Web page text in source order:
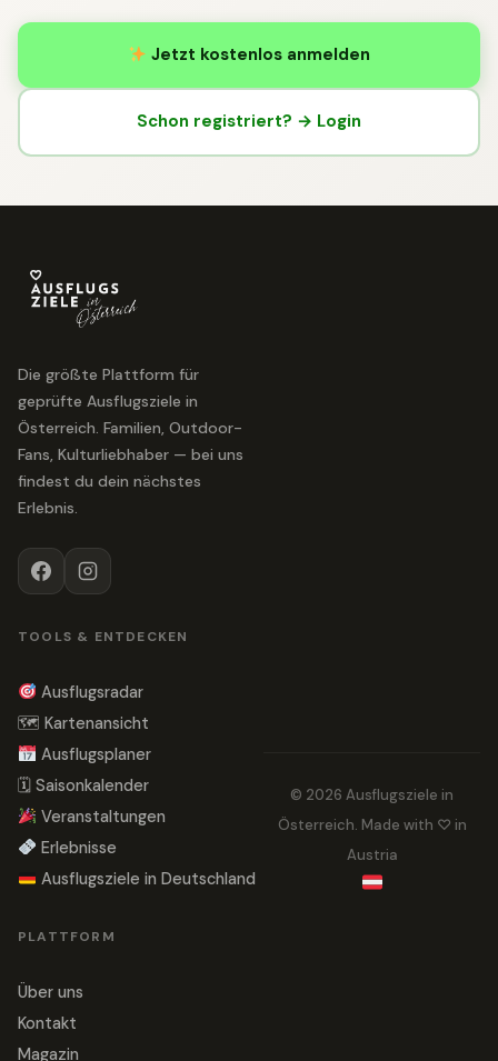
Jetzt kostenlos anmelden
Schon registriert? → Login
Die größte Plattform für
geprüfte Ausflugsziele in
Österreich. Familien, Outdoor-
Fans, Kulturliebhaber — bei uns
findest du dein nächstes
Erlebnis.
TOOLS & ENTDECKEN
Ausflugsradar
🗺 Kartenansicht
Ausflugsplaner
🗓 Saisonkalender
Veranstaltungen
Erlebnisse
Ausflugsziele in Deutschland
PLATTFORM
Über uns
Kontakt
Magazin
© 2026 Ausflugsziele in
Österreich. Made with ♡ in
Austria